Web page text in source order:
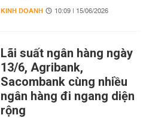
KINH DOANH 10:09 | 15/06/2026
Lãi suất ngân hàng ngày
13/6, Agribank,
Sacombank cùng nhiều
ngân hàng đi ngang diện
rộng